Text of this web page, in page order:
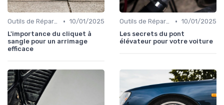
Outils de Réparation Auto • 10/01/2025
L'importance du cliquet à
sangle pour un arrimage
efficace
Outils de Réparation Auto • 10/01/2025
Les secrets du pont
élévateur pour votre voiture